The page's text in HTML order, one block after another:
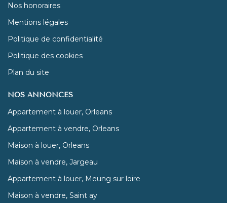
Nos honoraires
Mentions légales
Politique de confidentialité
Politique des cookies
Plan du site
NOS ANNONCES
Appartement à louer, Orleans
Appartement à vendre, Orleans
Maison à louer, Orleans
Maison à vendre, Jargeau
Appartement à louer, Meung sur loire
Maison à vendre, Saint ay